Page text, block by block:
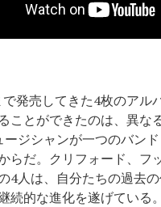
で発売してきた4枚のアル
ことができたのは、異な
ジシャンが一つのバン
らだ。クリフォード、フ
4人は、自分たちの過去
続的な進化を遂げている。